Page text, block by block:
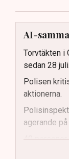
AI-
Torvtäkten i
sedan 28 juli.
Polisen
aktionerna.
agerande
40